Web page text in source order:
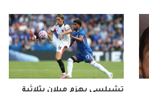
تشيلسي يهزم ميلان بثلاثية